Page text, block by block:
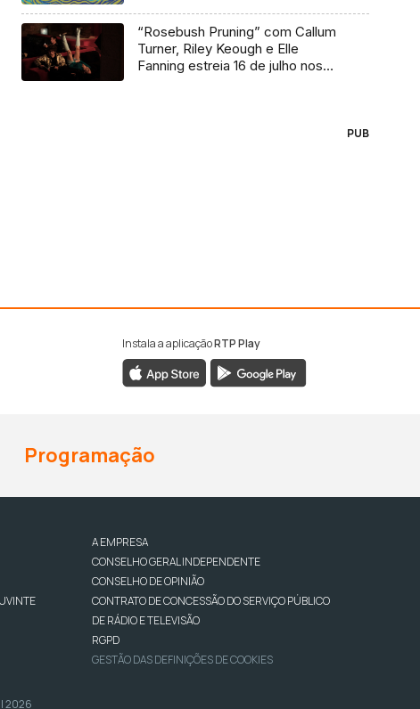
“Rosebush Pruning” com Callum
Turner, Riley Keough e Elle
Fanning estreia 16 de julho nos
PUB
Instala a aplicaçãoRTP Play
Programação
A EMPRESA
CONSELHO GERAL INDEPENDENTE
CONSELHO DE OPINIÃO
CONTRATO DE CONCESSÃO DO SERVIÇO PÚBLICO
DE RÁDIO E TELEVISÃO
RGPD
GESTÃO DAS DEFINIÇÕES DE COOKIES
2026